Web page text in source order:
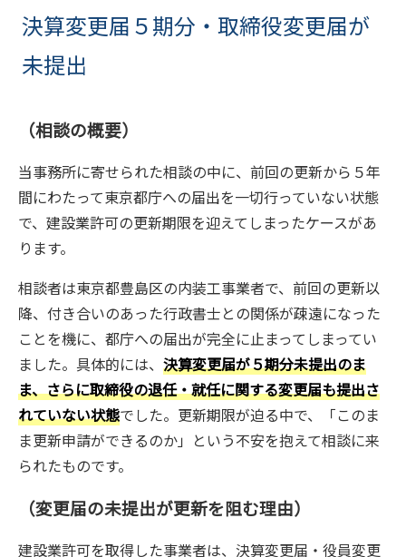
決算変更届５期分・取締役変更届が
未提出
（相談の概要）
当事務所に寄せられた相談の中に、前回の更新から５年
間にわたって東京都庁への届出を一切行っていない状態
で、建設業許可の更新期限を迎えてしまったケースがあ
ります。
相談者は東京都豊島区の内装工事業者で、前回の更新以
降、付き合いのあった行政書士との関係が疎遠になった
ことを機に、都庁への届出が完全に止まってしまってい
ました。具体的には、 決算変更届が５期分未提出のま
ま、さらに取締役の退任・就任に関する変更届も提出さ
れていない状態でした。更新期限が迫る中で、「このま
ま更新申請ができるのか」という不安を抱えて相談に来
られたものです。
（変更届の未提出が更新を阻む理由）
建設業許可を取得した事業者は、決算変更届・役員変更